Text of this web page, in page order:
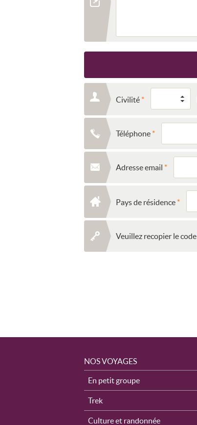
Civilité
Téléphone
Adresse email
Pays de résidence
Veuillez recopier le code
NOS VOYAGES
En petit groupe
Trek
Culture et randonnée